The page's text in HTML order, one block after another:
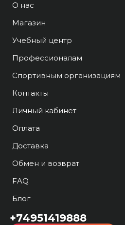
О нас
Магазин
Учебный центр
Профессионалам
Спортивным организациям
Контакты
Личный кабинет
Оплата
Доставка
Обмен и возврат
FAQ
Блог
+74951419888